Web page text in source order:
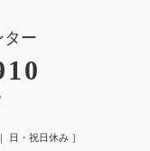
ター
日・祝日休み ］